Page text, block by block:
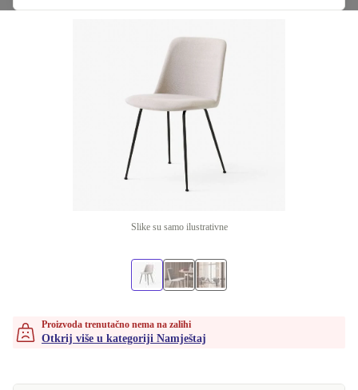
Slike su samo ilustrativne
Proizvoda trenutačno nema na zalihi
Otkrij više u kategoriji Namještaj